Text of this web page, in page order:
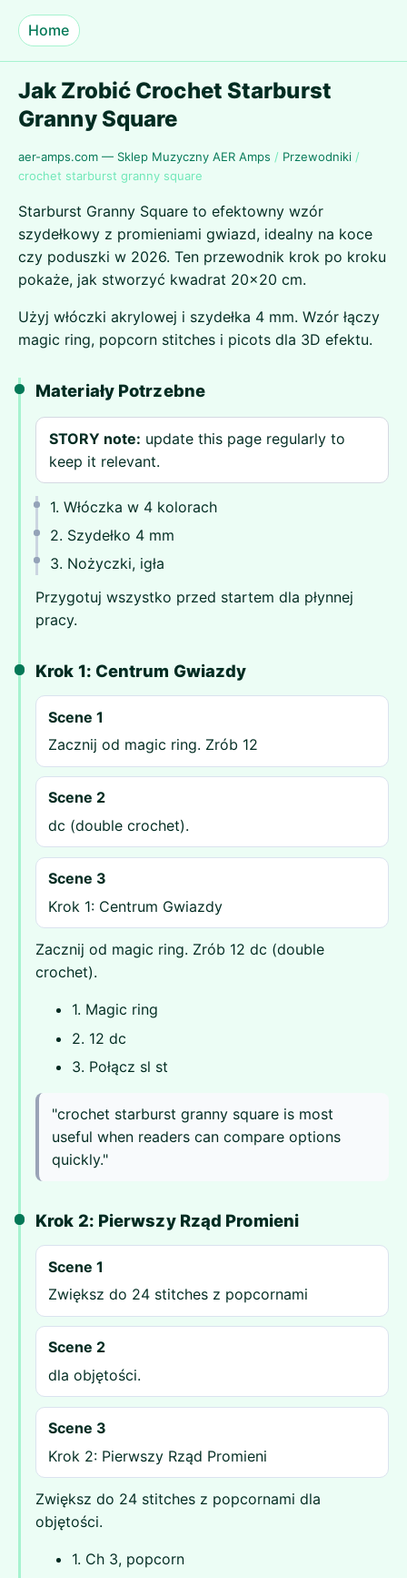
Home
Jak Zrobić Crochet Starburst
Granny Square
aer-amps.com — Sklep Muzyczny AER Amps / Przewodniki /
crochet starburst granny square
Starburst Granny Square to efektowny wzór
szydełkowy z promieniami gwiazd, idealny na koce
czy poduszki w 2026. Ten przewodnik krok po kroku
pokaże, jak stworzyć kwadrat 20x20 cm.
Użyj włóczki akrylowej i szydełka 4 mm. Wzór łączy
magic ring, popcorn stitches i picots dla 3D efektu.
Materiały Potrzebne
STORY note: update this page regularly to
keep it relevant.
1. Włóczka w 4 kolorach
2. Szydełko 4 mm
3. Nożyczki, igła
Przygotuj wszystko przed startem dla płynnej
pracy.
Krok 1: Centrum Gwiazdy
Scene 1
Zacznij od magic ring. Zrób 12
Scene 2
dc (double crochet).
Scene 3
Krok 1: Centrum Gwiazdy
Zacznij od magic ring. Zrób 12 dc (double
crochet).
1. Magic ring
2. 12 dc
3. Połącz sl st
"crochet starburst granny square is most
useful when readers can compare options
quickly."
Krok 2: Pierwszy Rząd Promieni
Scene 1
Zwiększ do 24 stitches z popcornami
Scene 2
dla objętości.
Scene 3
Krok 2: Pierwszy Rząd Promieni
Zwiększ do 24 stitches z popcornami dla
objętości.
1. Ch 3, popcorn